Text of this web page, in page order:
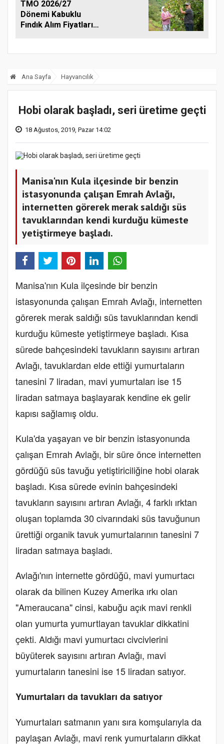
TMO 2026/27
Dönemi Kabuklu
Fındık Alım Fiyatlarını
Ana Sayfa Hayvancılık
Hobi olarak başladı, seri üretime geçti
18 Ağustos, 2019, Pazar 14:02
Manisa'nın Kula ilçesinde bir benzin
istasyonunda çalışan Emrah Avlağı,
internetten görerek merak saldığı süs
tavuklarından kendi kurduğu kümeste
yetiştirmeye başladı.
Manisa'nın Kula ilçesinde bir benzin
istasyonunda çalışan Emrah Avlağı, internetten
görerek merak saldığı süs tavuklarından kendi
kurduğu kümeste yetiştirmeye başladı. Kısa
sürede bahçesindeki tavukların sayısını artıran
Avlağı, tavuklardan elde ettiği yumurtaların
tanesini 7 liradan, mavi yumurtaları ise 15
liradan satmaya başlayarak kendine ek gelir
kapısı sağlamış oldu.
Kula'da yaşayan ve bir benzin istasyonunda
çalışan Emrah Avlağı, bir süre önce internetten
gördüğü süs tavuğu yetiştiriciliğine hobi olarak
başladı. Kısa sürede evinin bahçesindeki
tavukların sayısını artıran Avlağı, 4 farklı ırktan
oluşan toplamda 30 civarındaki süs tavuğunun
ürettiği organik tavuk yumurtalarının tanesini 7
liradan satmaya başladı.
Avlağı'nın internette gördüğü, mavi yumurtacı
olarak da bilinen Kuzey Amerika ırkı olan
"Ameraucana" cinsi, kabuğu açık mavi renkli
olan yumurta yumurtlayan tavuklar dikkatini
çekti. Aldığı mavi yumurtacı civcivlerini
büyüterek sayısını artıran Avlağı, mavi
yumurtaların tanesini ise 15 liradan satıyor.
Yumurtaları da tavukları da satıyor
Yumurtaları satmanın yanı sıra komşularıyla da
paylaşan Avlağı, mavi renk yumurtaların dikkat